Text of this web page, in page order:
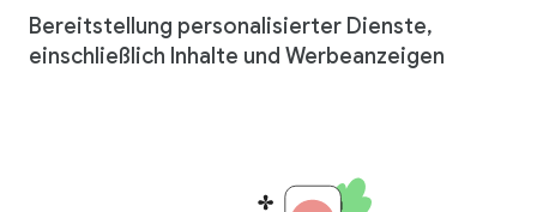
Bereitstellung personalisierter Dienste,
einschließlich Inhalte und Werbeanzeigen